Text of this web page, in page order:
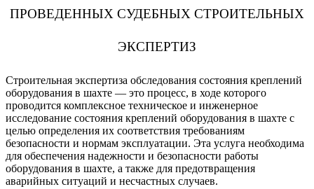
ПРОВЕДЕННЫХ СУДЕБНЫХ СТРОИТЕЛЬНЫХ
ЭКСПЕРТИЗ
Строительная экспертиза обследования состояния креплений
оборудования в шахте — это процесс, в ходе которого
проводится комплексное техническое и инженерное
исследование состояния креплений оборудования в шахте с
целью определения их соответствия требованиям
безопасности и нормам эксплуатации. Эта услуга необходима
для обеспечения надежности и безопасности работы
оборудования в шахте, а также для предотвращения
аварийных ситуаций и несчастных случаев.